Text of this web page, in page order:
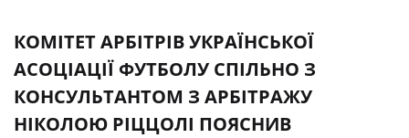
КОМІТЕТ АРБІТРІВ УКРАЇНСЬКОЇ
АСОЦІАЦІЇ ФУТБОЛУ СПІЛЬНО З
КОНСУЛЬТАНТОМ З АРБІТРАЖУ
НІКОЛОЮ РІЦЦОЛІ ПОЯСНИВ